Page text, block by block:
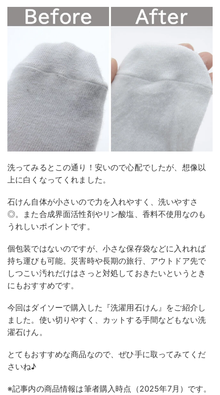
洗ってみるとこの通り！安いので心配でしたが、想像以
上に白くなってくれました。
石けん自体が小さいので力を入れやすく、洗いやすさ
◎。また合成界面活性剤やリン酸塩、香料不使用なのも
うれしいポイントです。
個包装ではないのですが、小さな保存袋などに入れれば
持ち運びも可能。災害時や長期の旅行、アウトドア先で
しつこい汚れだけはさっと対処しておきたいというとき
にもおすすめです。
今回はダイソーで購入した『洗濯用石けん』をご紹介し
ました。使い切りやすく、カットする手間などもない洗
濯石けん。
とてもおすすめな商品なので、ぜひ手に取ってみてくだ
さいね♪
※記事内の商品情報は筆者購入時点（2025年7月）です。